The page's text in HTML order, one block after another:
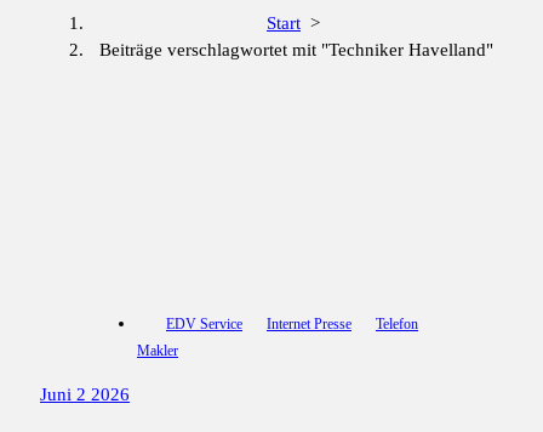
Start >
Beiträge verschlagwortet mit "Techniker Havelland"
EDV Service Internet Presse
Telefon
Makler
Juni 2 2026